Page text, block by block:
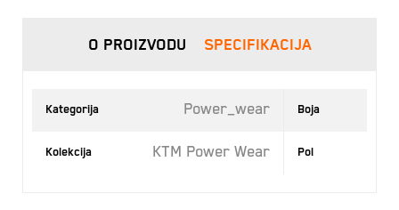
SPECIFIKACIJA
O PROIZVODU
Kategorija Power_wear Boja
Kolekcija KTM Power Wear Pol